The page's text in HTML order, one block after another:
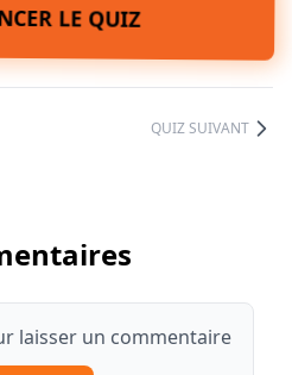
LE QUIZ
QUIZ SUIVANT
laisser un commentaire